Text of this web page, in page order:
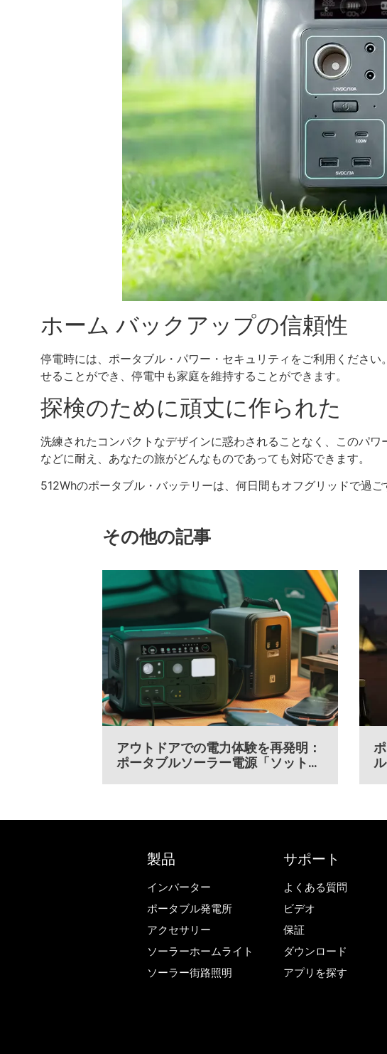
ホーム バックアップの信頼性
停電時には、ポータブル・パワー・セキュリティをご利用くださ
せることができ、停電中も家庭を維持することができます。
探検のために頑丈に作られた
洗練されたコンパクトなデザインに惑わされることなく、このパ
などに耐え、あなたの旅がどんなものであっても対応できます。
512Whのポータブル・バッテリーは、何日間もオフグリッドで過
その他の記事
アウトドアでの電力体験を再発明：
ポータブルソーラー電源「ソットロ
製品
インバーター
ポータブル発電所
アクセサリー
ソーラーホームライト
ソーラー街路照明
サポート
よくある質問
ビデオ
保証
ダウンロード
アプリを探す